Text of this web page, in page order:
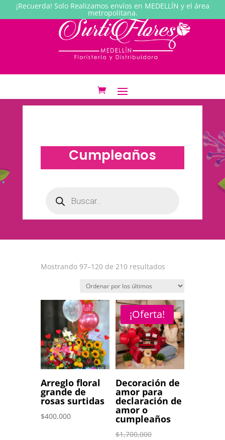
¡Recuerda! Solo Realizamos envíos en MEDELLÍN y el área
metropolitana.
Cumpleaños
productos
Mostrando 97–120 de 210 resultadosOrdenado
últimos
Arreglo floral
grande de
rosas surtidas
$400,000
¡Oferta!
Decoración de
amor para
declaración de
amor o
cumpleaños
$1,700,000El